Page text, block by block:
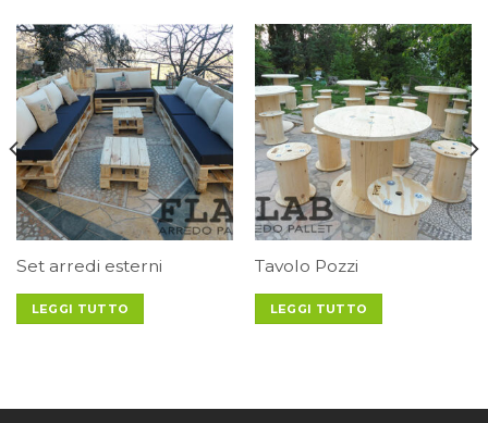
Set arredi esterni
LEGGI TUTTO
Tavolo Pozzi
LEGGI TUTTO